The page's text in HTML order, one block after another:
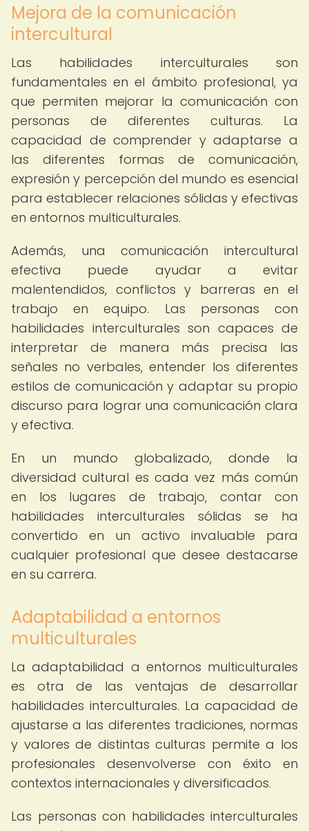
Mejora de la comunicación
intercultural
Las habilidades interculturales son
fundamentales en el ámbito profesional, ya
que permiten mejorar la comunicación con
personas de diferentes culturas. La
capacidad de comprender y adaptarse a
las diferentes formas de comunicación,
expresión y percepción del mundo es esencial
para establecer relaciones sólidas y efectivas
en entornos multiculturales.
Además, una comunicación intercultural
efectiva puede ayudar a evitar
malentendidos, conflictos y barreras en el
trabajo en equipo. Las personas con
habilidades interculturales son capaces de
interpretar de manera más precisa las
señales no verbales, entender los diferentes
estilos de comunicación y adaptar su propio
discurso para lograr una comunicación clara
y efectiva.
En un mundo globalizado, donde la
diversidad cultural es cada vez más común
en los lugares de trabajo, contar con
habilidades interculturales sólidas se ha
convertido en un activo invaluable para
cualquier profesional que desee destacarse
en su carrera.
Adaptabilidad a entornos
multiculturales
La adaptabilidad a entornos multiculturales
es otra de las ventajas de desarrollar
habilidades interculturales. La capacidad de
ajustarse a las diferentes tradiciones, normas
y valores de distintas culturas permite a los
profesionales desenvolverse con éxito en
contextos internacionales y diversificados.
Las personas con habilidades interculturales